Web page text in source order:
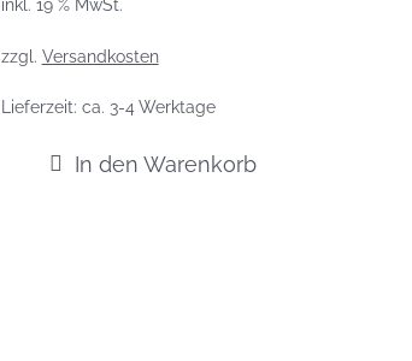
inkl. 19 % MwSt.
zzgl. Versandkosten
Lieferzeit: ca. 3-4 Werktage
In den Warenkorb